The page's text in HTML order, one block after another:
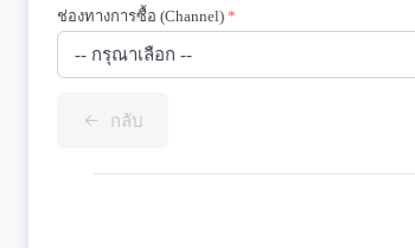
ช่องทางการซื้อ (Channel) *
-- กรุณาเลือก --
กลับ